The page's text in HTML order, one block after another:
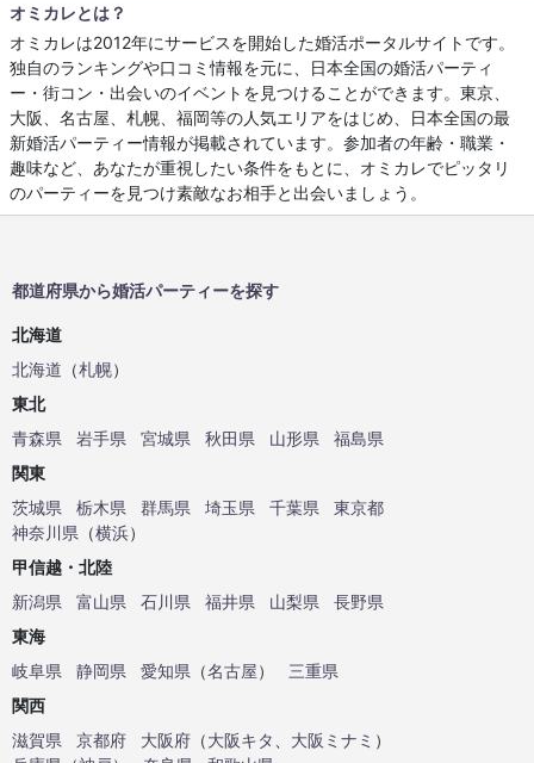
オミカレとは？
オミカレは2012年にサービスを開始した婚活ポータルサイトです。
独自のランキングや口コミ情報を元に、日本全国の婚活パーティ
ー・街コン・出会いのイベントを見つけることができます。東京、
大阪、名古屋、札幌、福岡等の人気エリアをはじめ、日本全国の最
新婚活パーティー情報が掲載されています。参加者の年齢・職業・
趣味など、あなたが重視したい条件をもとに、オミカレでピッタリ
のパーティーを見つけ素敵なお相手と出会いましょう。
都道府県から婚活パーティーを探す
北海道
北海道 （札幌）
東北
青森県
岩手県 宮城県 秋田県 山形県
福島県
関東
茨城県
栃木県 群馬県 埼玉県 千葉県
東京都
神奈川県 （横浜）
甲信越・北陸
新潟県
富山県 石川県 福井県 山梨県
長野県
東海
岐阜県
静岡県 愛知県 （名古屋）
三重県
関西
滋賀県
京都府 大阪府 （大阪キタ 大阪ミナミ ）